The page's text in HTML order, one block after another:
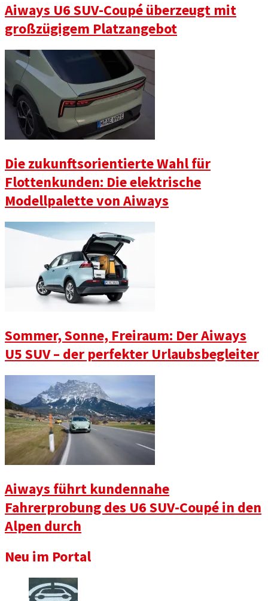
Aiways U6 SUV-Coupé überzeugt mit
großzügigem Platzangebot
Die zukunftsorientierte Wahl für
Flottenkunden: Die elektrische
Modellpalette von Aiways
Sommer, Sonne, Freiraum: Der Aiways
U5 SUV – der perfekter Urlaubsbegleiter
Aiways führt kundennahe
Fahrerprobung des U6 SUV-Coupé in den
Alpen durch
Neu im Portal